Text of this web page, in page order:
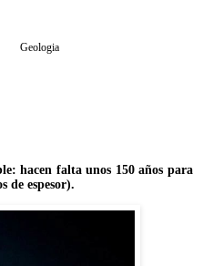
Geologia
hacen falta unos 150 años para
de espesor).